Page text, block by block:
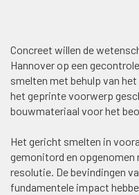
Concreet willen de
Hannover op een
smelten met behulp van
het geprinte voorwerp
bouwmateriaal voor het
Het gericht smelten in
gemonitord en opgenomen
resolutie. De bevindingen
fundamentele impact